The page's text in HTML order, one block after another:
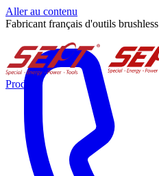
Aller au contenu
Fabricant français d'outils brushless
Produits